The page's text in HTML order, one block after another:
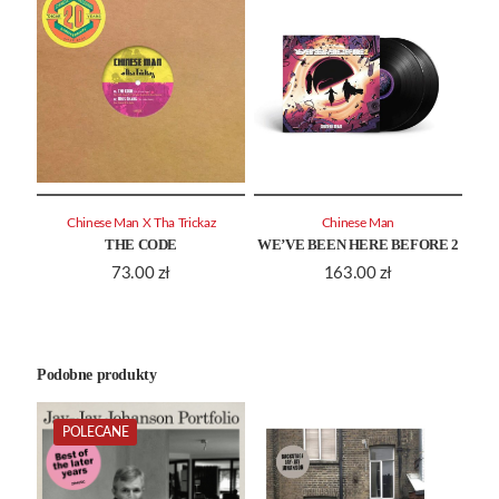
THE CODE
73.00 zł
Chinese Man X Tha Trickaz
WE’VE BEEN HERE BEFORE 2
163.00 zł
Chinese Man
Podobne produkty
POLECANE